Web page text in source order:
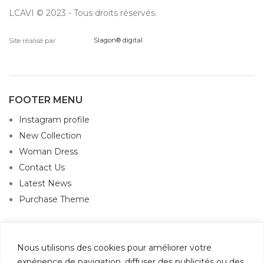
Nous utilisons des cookies pour améliorer votre
LCAVI © 2023 - Tous droits réservés.
Site réalisé par Slagon® digital
FOOTER MENU
Instagram profile
New Collection
Woman Dress
Contact Us
Latest News
Purchase Theme